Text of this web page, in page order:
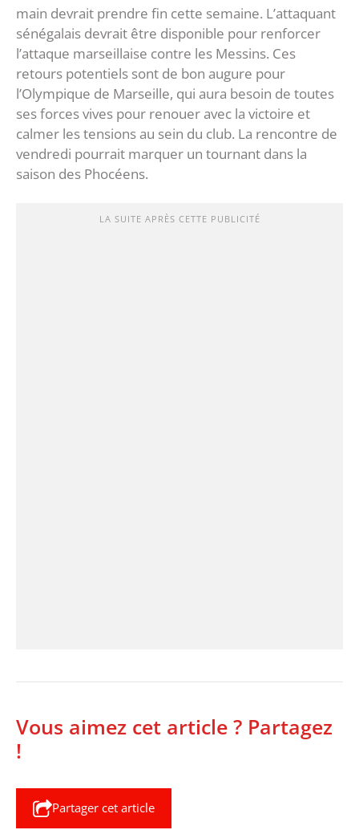
main devrait prendre fin cette semaine. L’attaquant
sénégalais devrait être disponible pour renforcer
l’attaque marseillaise contre les Messins. Ces
retours potentiels sont de bon augure pour
l’Olympique de Marseille, qui aura besoin de toutes
ses forces vives pour renouer avec la victoire et
calmer les tensions au sein du club. La rencontre de
vendredi pourrait marquer un tournant dans la
saison des Phocéens.
LA SUITE APRÈS CETTE PUBLICITÉ
Vous aimez cet article ? Partagez
!
Partager cet article